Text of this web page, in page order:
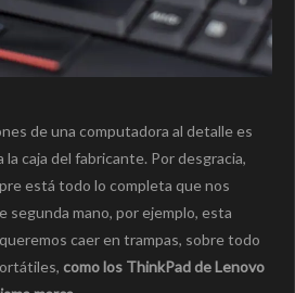
de una computadora al detalle es
caja del fabricante. Por desgracia,
está todo lo completa que nos
segunda mano, por ejemplo, esta
caer en trampas, sobre todo
como los ThinkPad de Lenovo